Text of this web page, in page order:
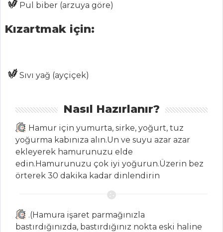
Cevizli Hurma
Yoğurtlu
Ratatuy
Cevizli Pırasa
Mücveri
MANTARLI
Sebze Yemekleri
Tüm Tarifleri
Pul biber (arzuya göre)
Kızartmak için:
Sıvı yağ (ayçiçek)
Nasıl Hazırlanır?
Hamur için yumurta, sirke, yoğurt, tuz
yoğurma kabınıza alın.Un ve suyu azar azar
ekleyerek hamurunuzu elde
edin.Hamurunuzu çok iyi yoğurun.Üzerin bez
örterek 30 dakika kadar dinlendirin
.(Hamura işaret parmağınızla
bastırdığınızda, bastırdığınız nokta eski haline